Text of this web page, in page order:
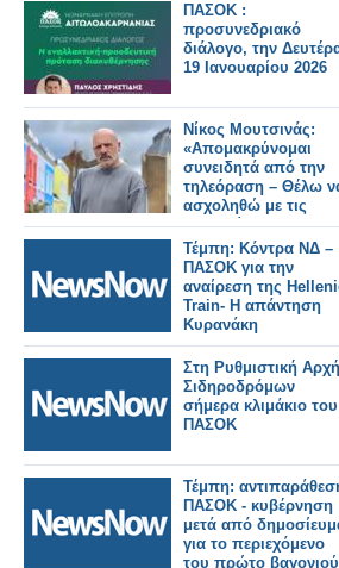
ΠΑΣΟΚ :
προσυνεδριακό
διάλογο, την
19 Ιανουαρίου 2026
Νίκος Μουτσινάς:
«Απομακρύνομαι
συνειδητά από την
τηλεόραση – Θέλω
ασχοληθώ με τις
θεραπείες»
Τέμπη: Κόντρα ΝΔ –
ΠΑΣΟΚ για την
αναίρεση της
Train- Η απάντηση
Κυρανάκη
Στη Ρυθμιστική Αρχή
Σιδηροδρόμων
σήμερα κλιμάκιο του
ΠΑΣΟΚ
Τέμπη:
ΠΑΣΟΚ - κυβέρνηση
μετά από
για το περιεχόμενο
του πρώτο βαγονιού